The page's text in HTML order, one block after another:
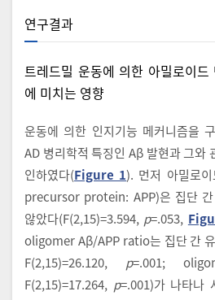
연구결과
트레드밀 운동에 의한 아밀로이드
에 미치는 영향
운동에 의한 인지기능 메커니즘을
AD 병리학적 특징인 Aβ 발현과 그와
인하였다(Figure 1). 먼저 아밀로
precursor protein: APP)은 집단 간
않았다(F(2,15)=3.594, p=.053,
oligomer Aβ/APP ratio는 집단 간
F(2,15)=26.120, p=.001;
F(2,15)=17.264, p=.001)가 나타나